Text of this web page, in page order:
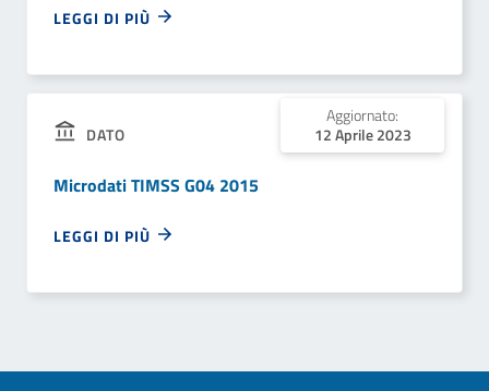
LEGGI DI PIÙ
DATO
Aggiornato:
12 Aprile 2023
Microdati TIMSS G04 2015
LEGGI DI PIÙ